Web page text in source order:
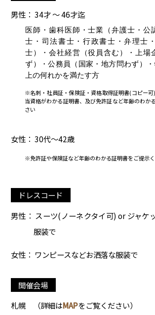
男性： 34才 ～ 46才迄
医師・歯科医師・士業（弁護士・公
士・司法書士・行政書士・弁理士
士）・会社経営（役員含む）・上場
ず）・公務員（国家・地方問わず）
上の何れかを満たす方
※名刺・社員証・保険証・資格取得証明書(コピー
当資格がわかる証明書、及び免許証など年齢のわか
さい
女性： 30代～42歳
※免許証や保険証など年齢のわかる証明書をご提示
ドレスコード
男性： スーツ(ノーネクタイ可) or ジャケ
服装で
女性： ワンピースなどお洒落な服装で
開催会場
札幌
（詳細はMAPをご覧ください）